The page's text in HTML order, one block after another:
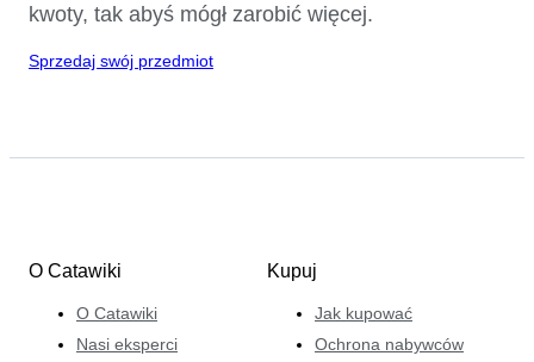
kwoty, tak abyś mógł zarobić więcej.
Sprzedaj swój przedmiot
O Catawiki
O Catawiki
Nasi eksperci
Kupuj
Jak kupować
Ochrona nabywców